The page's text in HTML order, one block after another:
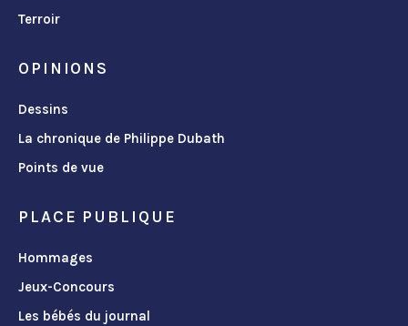
Terroir
OPINIONS
Dessins
La chronique de Philippe Dubath
Points de vue
PLACE PUBLIQUE
Hommages
Jeux-Concours
Les bébés du journal